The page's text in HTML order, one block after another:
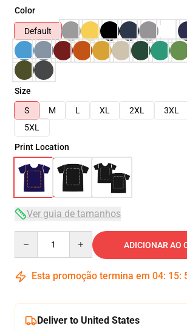
Color
Default
Size
S
M L XL 2XL 3XL
5XL
Print Location
Ver guia de tamanhos
ADICIONAR AO
Esta promoção termina em 04: 15:
Deliver to United States